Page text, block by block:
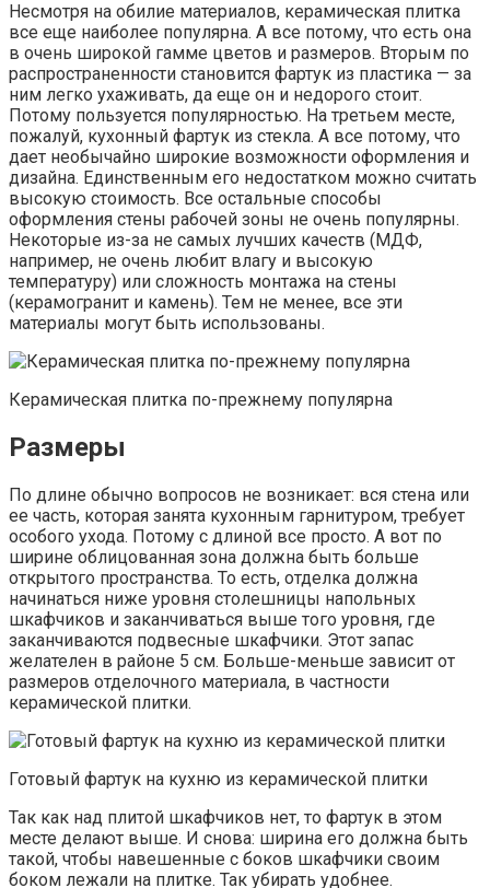
Несмотря на обилие материалов, керамическая плитка
все еще наиболее популярна. А все потому, что есть она
в очень широкой гамме цветов и размеров. Вторым по
распространенности становится фартук из пластика — за
ним легко ухаживать, да еще он и недорого стоит.
Потому пользуется популярностью. На третьем месте,
пожалуй, кухонный фартук из стекла. А все потому, что
дает необычайно широкие возможности оформления и
дизайна. Единственным его недостатком можно считать
высокую стоимость. Все остальные способы
оформления стены рабочей зоны не очень популярны.
Некоторые из-за не самых лучших качеств (МДФ,
например, не очень любит влагу и высокую
температуру) или сложность монтажа на стены
(керамогранит и камень). Тем не менее, все эти
материалы могут быть использованы.
Керамическая плитка по-прежнему популярна
Размеры
По длине обычно вопросов не возникает: вся стена или
ее часть, которая занята кухонным гарнитуром, требует
особого ухода. Потому с длиной все просто. А вот по
ширине облицованная зона должна быть больше
открытого пространства. То есть, отделка должна
начинаться ниже уровня столешницы напольных
шкафчиков и заканчиваться выше того уровня, где
заканчиваются подвесные шкафчики. Этот запас
желателен в районе 5 см. Больше-меньше зависит от
размеров отделочного материала, в частности
керамической плитки.
Готовый фартук на кухню из керамической плитки
Так как над плитой шкафчиков нет, то фартук в этом
месте делают выше. И снова: ширина его должна быть
такой, чтобы навешенные с боков шкафчики своим
боком лежали на плитке. Так убирать удобнее.